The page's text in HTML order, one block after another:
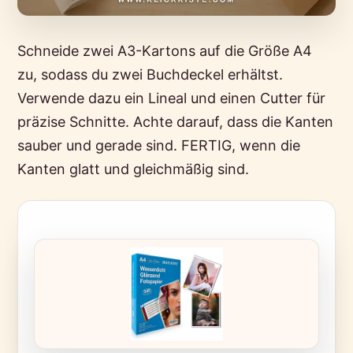
Schneide zwei A3-Kartons auf die Größe A4
zu, sodass du zwei Buchdeckel erhältst.
Verwende dazu ein Lineal und einen Cutter für
präzise Schnitte. Achte darauf, dass die Kanten
sauber und gerade sind. FERTIG, wenn die
Kanten glatt und gleichmäßig sind.